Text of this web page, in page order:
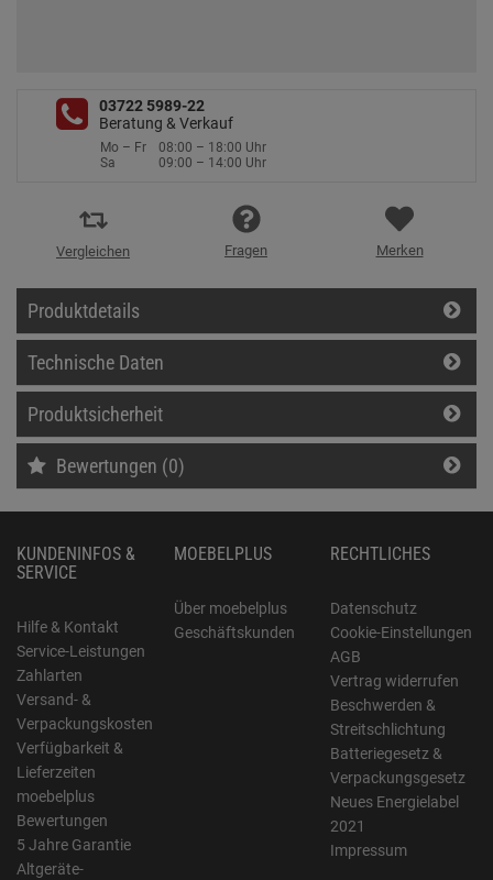
03722 5989-22
Beratung & Verkauf
Mo – Fr
08:00 – 18:00 Uhr
Sa
09:00 – 14:00 Uhr
Vergleichen Fragen Merken
Produktdetails
Technische Daten
Produktsicherheit
Bewertungen (0)
KUNDENINFOS &
SERVICE
Hilfe & Kontakt
Service-Leistungen
Zahlarten
Versand- &
Verpackungskosten
Verfügbarkeit &
Lieferzeiten
moebelplus
Bewertungen
5 Jahre Garantie
Altgeräte-
MOEBELPLUS
Über moebelplus
Geschäftskunden
RECHTLICHES
Datenschutz
Cookie-Einstellungen
AGB
Vertrag widerrufen
Beschwerden &
Streitschlichtung
Batteriegesetz &
Verpackungsgesetz
Neues Energielabel
2021
Impressum